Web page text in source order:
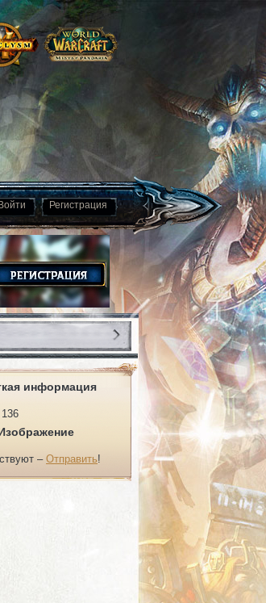
Войти Регистрация
информация
–Отправить!